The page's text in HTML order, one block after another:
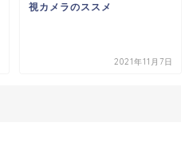
視カメラのススメ
2021年11月7日